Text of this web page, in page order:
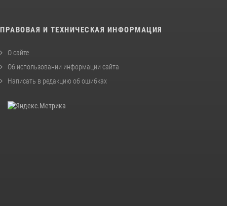
ПРАВОВАЯ И ТЕХНИЧЕСКАЯ ИНФОРМАЦИЯ
О сайте
Об использовании информации сайта
Написать в редакцию об ошибках